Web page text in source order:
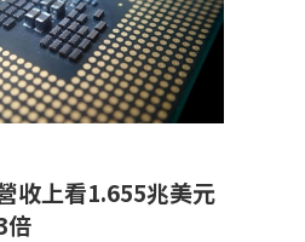
收上看1.655兆美元
倍